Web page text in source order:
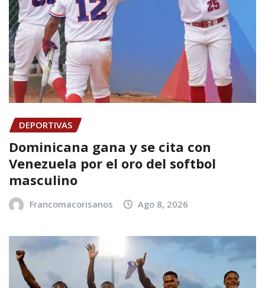
DEPORTIVAS
Dominicana gana y se cita con
Venezuela por el oro del softbol
masculino
Francomacorisanos Ago 8, 2026